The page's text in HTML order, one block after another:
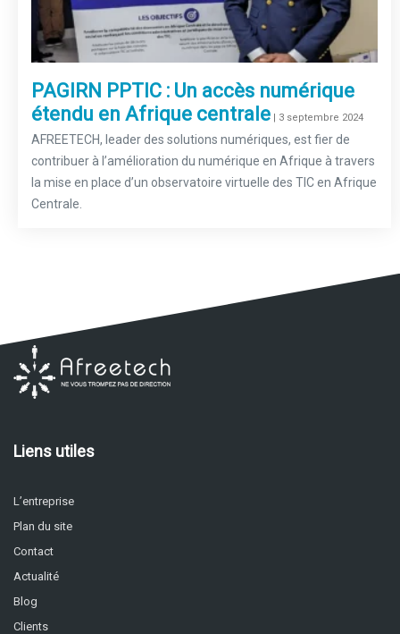
PAGIRN PPTIC : Un accès numérique
étendu en Afrique centrale | 3 septembre 2024
AFREETECH, leader des solutions numériques, est fier de
contribuer à l’amélioration du numérique en Afrique à travers
la mise en place d’un observatoire virtuelle des TIC en Afrique
Centrale.
Liens utiles
L’entreprise
Plan du site
Contact
Actualité
Blog
Clients